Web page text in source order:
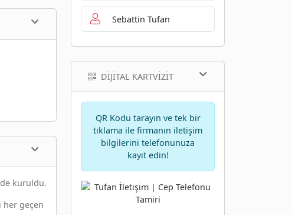
kuruldu.
her geçen
Sebattin Tufan
DIJITAL KARTVIZIT
QR Kodu tarayın ve tek bir
tıklama ile firmanın iletişim
bilgilerini telefonunuza
kayıt edin!